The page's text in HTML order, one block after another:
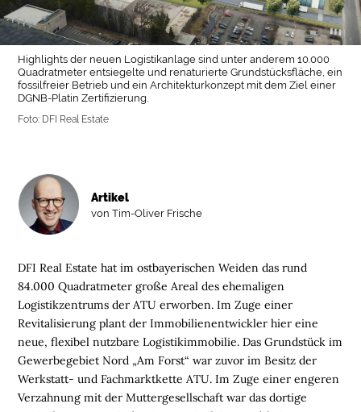
Highlights der neuen Logistikanlage sind unter anderem 10.000
Quadratmeter entsiegelte und renaturierte Grundstücksfläche, ein
fossilfreier Betrieb und ein Architekturkonzept mit dem Ziel einer
DGNB-Platin Zertifizierung.
Foto: DFI Real Estate
DFI Real Estate hat im ostbayerischen Weiden das rund
84.000 Quadratmeter große Areal des ehemaligen
Logistikzentrums der ATU erworben. Im Zuge einer
Revitalisierung plant der Immobilienentwickler hier eine
neue, flexibel nutzbare Logistikimmobilie. Das Grundstück im
Gewerbegebiet Nord „Am Forst“ war zuvor im Besitz der
Werkstatt- und Fachmarktkette ATU. Im Zuge einer engeren
Verzahnung mit der Muttergesellschaft war das dortige
Artikel
von Tim-Oliver Frische